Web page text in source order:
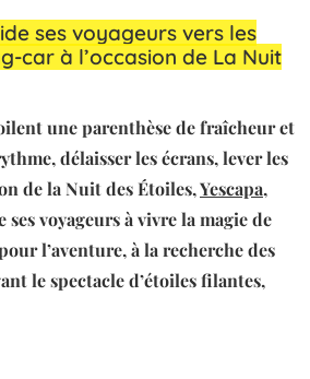
ses voyageurs vers les
car à l’occasion de La Nuit
une parenthèse de fraîcheur et
délaisser les écrans, lever les
de la Nuit des Étoiles,Yescapa,
voyageurs à vivre la magie de
l’aventure, à la recherche des
le spectacle d’étoiles filantes,